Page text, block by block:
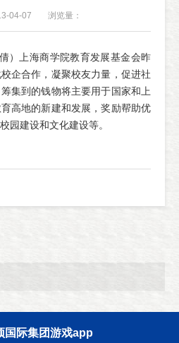
04-07 浏览量：
上海商学院教育发展基金会昨
企合作，凝聚校友力量，促进社
集到的钱物将主要用于国家和上
高地的新建和发展，奖励帮助优
园建设和文化建设等。
国际集团游戏app